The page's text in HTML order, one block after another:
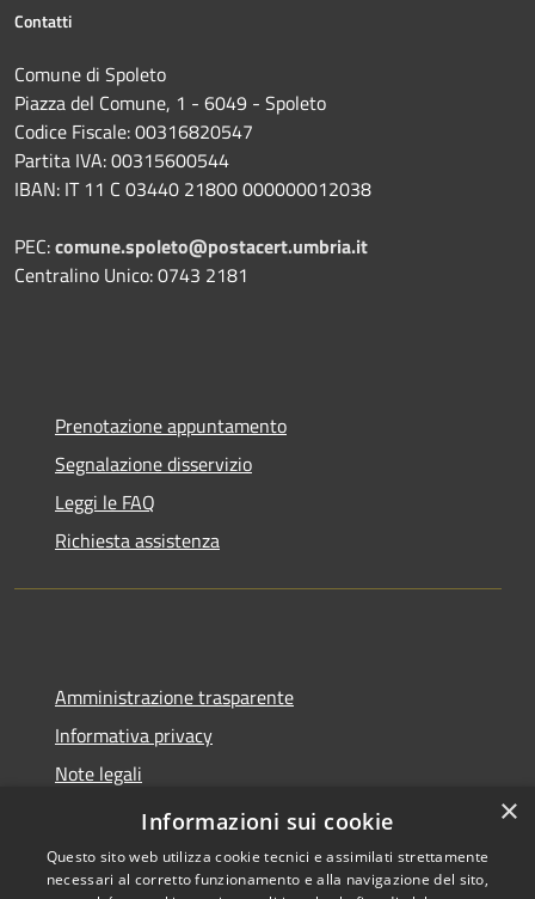
Contatti
Comune di Spoleto
Piazza del Comune, 1 - 6049 - Spoleto
Codice Fiscale: 00316820547
Partita IVA: 00315600544
IBAN: IT 11 C 03440 21800 000000012038
PEC:comune.spoleto@postacert.umbria.it
Centralino Unico: 0743 2181
Prenotazione appuntamento
Segnalazione disservizio
Leggi le FAQ
Richiesta assistenza
Amministrazione trasparente
Informativa privacy
Note legali
Dichiarazione di accessibilità
×
Informazioni sui cookie
Questo sito web utilizza cookie tecnici e assimilati strettamente
necessari al corretto funzionamento e alla navigazione del sito,